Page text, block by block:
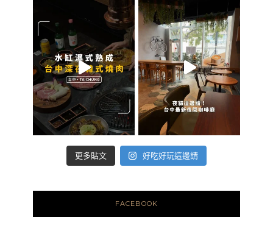
更多貼文 好吃好玩這邊請
FACEBOOK